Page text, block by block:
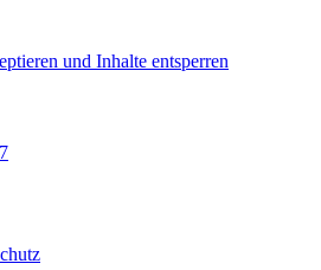
und Inhalte entsperren